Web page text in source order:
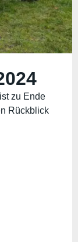
zu Ende
Rückblick